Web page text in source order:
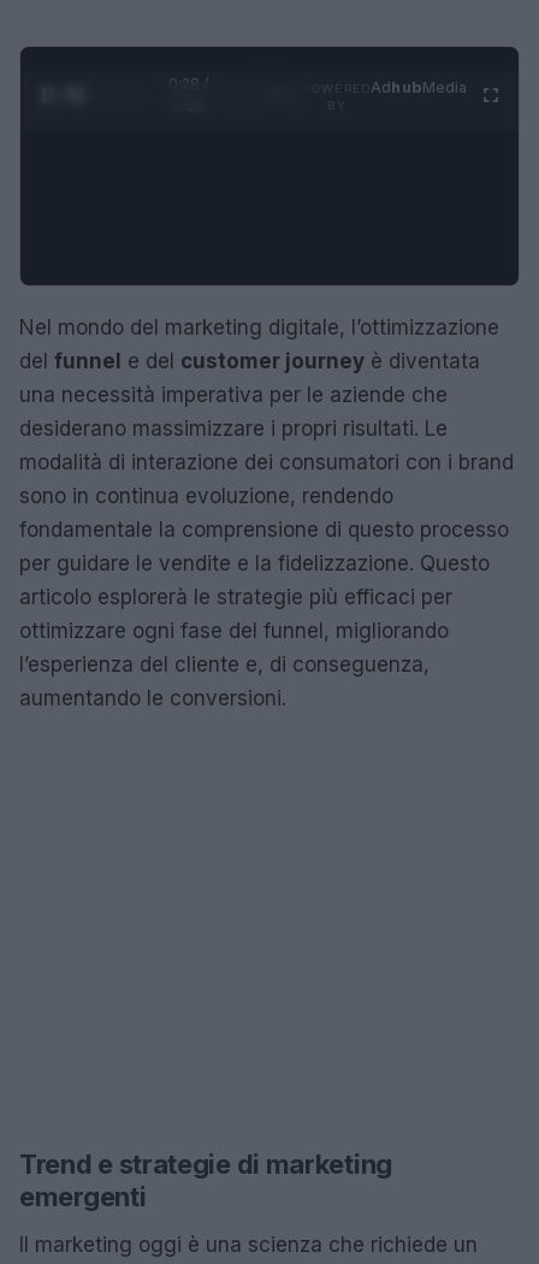
0:29 /
AdhubMedia
Nel mondo del marketing digitale, l’ottimizzazione
del funnel e del customer journey è diventata
una necessità imperativa per le aziende che
desiderano massimizzare i propri risultati. Le
modalità di interazione dei consumatori con i brand
sono in continua evoluzione, rendendo
fondamentale la comprensione di questo processo
per guidare le vendite e la fidelizzazione. Questo
articolo esplorerà le strategie più efficaci per
ottimizzare ogni fase del funnel, migliorando
l’esperienza del cliente e, di conseguenza,
aumentando le conversioni.
Trend e strategie di marketing
emergenti
Il marketing oggi è una scienza che richiede un